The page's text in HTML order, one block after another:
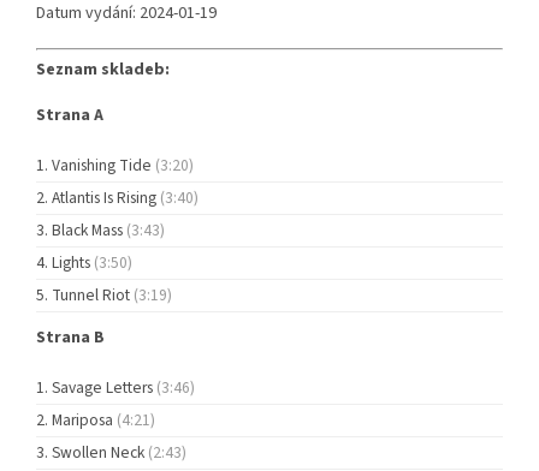
Datum vydání: 2024-01-19
Seznam skladeb:
Strana A
Vanishing Tide (3:20)
Atlantis Is Rising (3:40)
Black Mass (3:43)
Lights (3:50)
Tunnel Riot (3:19)
Strana B
Savage Letters (3:46)
Mariposa (4:21)
Swollen Neck (2:43)